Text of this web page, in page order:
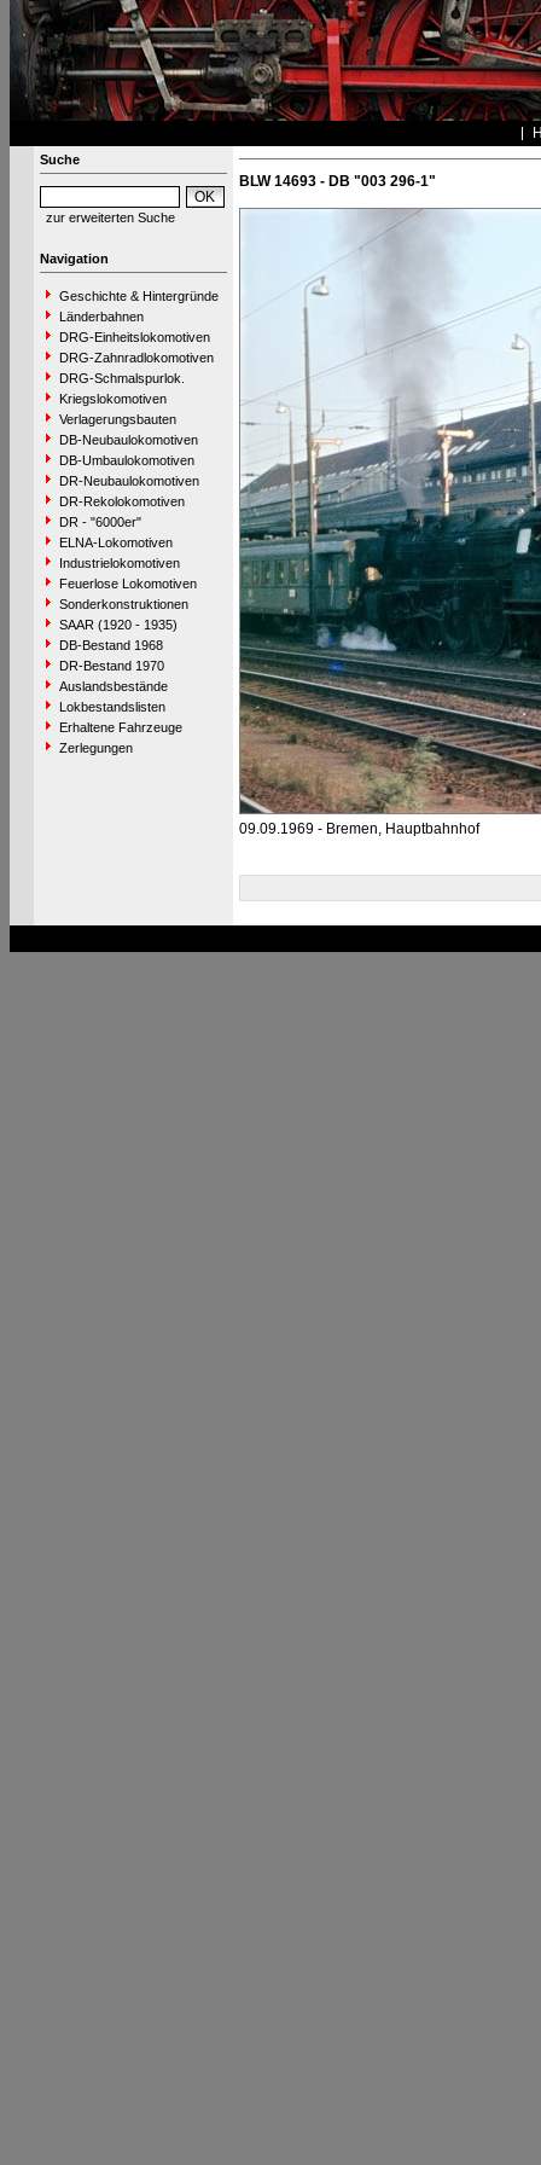
Suche
zur erweiterten Suche
Navigation
Geschichte & Hintergründe
Länderbahnen
DRG-Einheitslokomotiven
DRG-Zahnradlokomotiven
DRG-Schmalspurlok.
Kriegslokomotiven
Verlagerungsbauten
DB-Neubaulokomotiven
DB-Umbaulokomotiven
DR-Neubaulokomotiven
DR-Rekolokomotiven
DR - "6000er"
ELNA-Lokomotiven
Industrielokomotiven
Feuerlose Lokomotiven
Sonderkonstruktionen
SAAR (1920 - 1935)
DB-Bestand 1968
DR-Bestand 1970
Auslandsbestände
Lokbestandslisten
Erhaltene Fahrzeuge
Zerlegungen
BLW 14693 - DB "003 296-1"
09.09.1969 - Bremen, Hauptbahnhof